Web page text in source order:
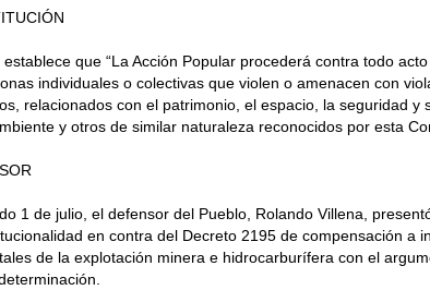
establece que “La Acción Popular procederá contra todo
individuales o colectivas que violen o amenacen con
relacionados con el patrimonio, el espacio, la seguridad y
y otros de similar naturaleza reconocidos por esta
1 de julio, el defensor del Pueblo, Rolando Villena,
en contra del Decreto 2195 de compensación a
de la explotación minera e hidrocarburífera con el